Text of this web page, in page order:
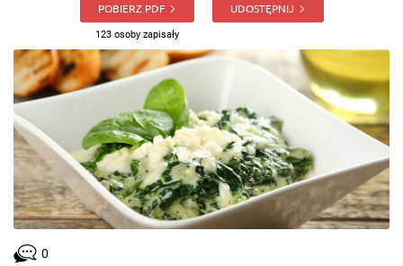
POBIERZ PDF
123 osoby zapisały
UDOSTĘPNIJ
0